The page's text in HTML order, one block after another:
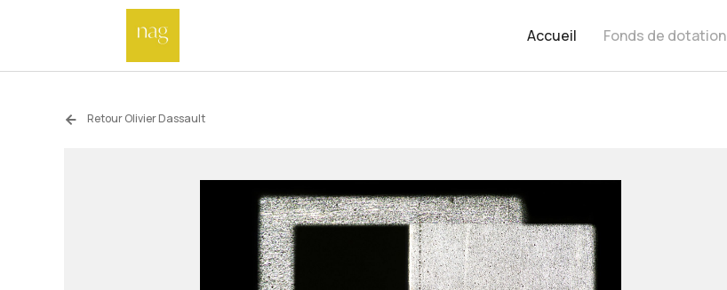
Accueil Fonds de dotation
Retour Olivier Dassault